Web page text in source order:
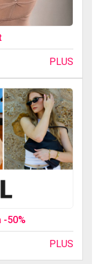
PLUS
50%
PLUS